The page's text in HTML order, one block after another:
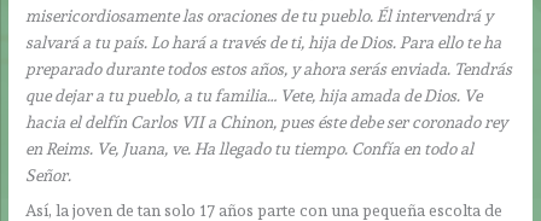
misericordiosamente las oraciones de tu pueblo. Él intervendrá y
salvará a tu país. Lo hará a través de ti, hija de Dios. Para ello te ha
preparado durante todos estos años, y ahora serás enviada. Tendrás
que dejar a tu pueblo, a tu familia… Vete, hija amada de Dios. Ve
hacia el delfín Carlos VII a Chinon, pues éste debe ser coronado rey
en Reims. Ve, Juana, ve. Ha llegado tu tiempo. Confía en todo al
Señor.
Así, la joven de tan solo 17 años parte con una pequeña escolta de